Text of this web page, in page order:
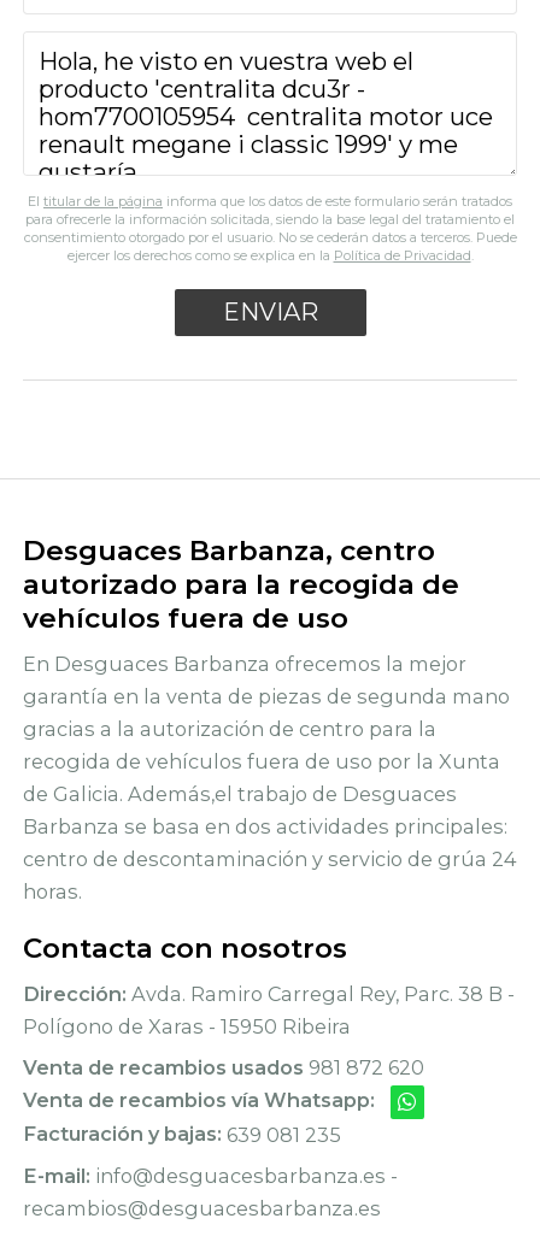
El titular de la página informa que los datos de este formulario serán tratados
para ofrecerle la información solicitada, siendo la base legal del tratamiento el
consentimiento otorgado por el usuario. No se cederán datos a terceros. Puede
ejercer los derechos como se explica en la Política de Privacidad.
Desguaces Barbanza, centro
autorizado para la recogida de
vehículos fuera de uso
En Desguaces Barbanza ofrecemos la mejor
garantía en la venta de piezas de segunda mano
gracias a la autorización de centro para la
recogida de vehículos fuera de uso por la Xunta
de Galicia. Además,el trabajo de Desguaces
Barbanza se basa en dos actividades principales:
centro de descontaminación y servicio de grúa 24
horas.
Contacta con nosotros
Dirección: Avda. Ramiro Carregal Rey, Parc. 38 B -
Polígono de Xaras - 15950 Ribeira
Venta de recambios usados 981 872 620
Venta de recambios vía Whatsapp:
Facturación y bajas: 639 081 235
E-mail: info@desguacesbarbanza.es -
recambios@desguacesbarbanza.es